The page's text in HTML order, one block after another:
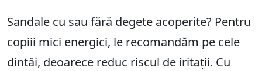
Sandale cu sau fără degete acoperite? Pentru
copiii mici energici, le recomandăm pe cele
dintâi, deoarece reduc riscul de iritații. Cu